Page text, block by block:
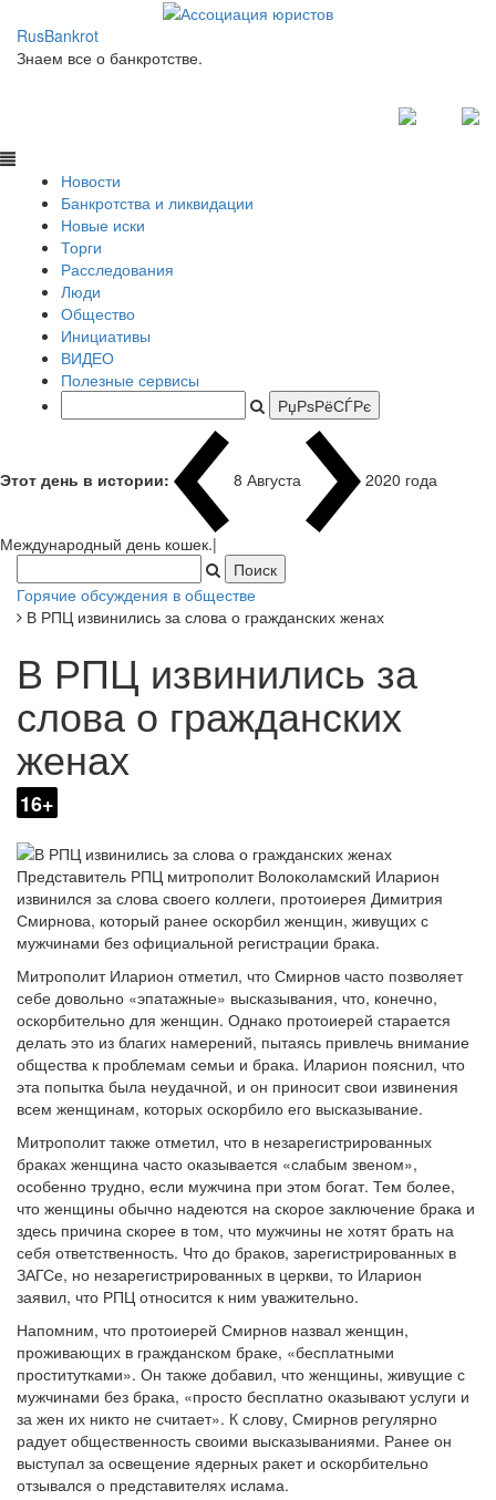
RusBankrot
Знаем все о банкротстве.
Новости
Банкротства и ликвидации
Новые иски
Торги
Расследования
Люди
Общество
Инициативы
ВИДЕО
Полезные сервисы
Этот день в истории: 8 Августа 2020 года
Международный день кошек.|
Горячие обсуждения в обществе
В РПЦ извинились за слова о гражданских женах
В РПЦ извинились за
слова о гражданских
женах
16+
Представитель РПЦ митрополит Волоколамский Иларион
извинился за слова своего коллеги, протоиерея Димитрия
Смирнова, который ранее оскорбил женщин, живущих с
мужчинами без официальной регистрации брака.
Митрополит Иларион отметил, что Смирнов часто позволяет
себе довольно «эпатажные» высказывания, что, конечно,
оскорбительно для женщин. Однако протоиерей старается
делать это из благих намерений, пытаясь привлечь внимание
общества к проблемам семьи и брака. Иларион пояснил, что
эта попытка была неудачной, и он приносит свои извинения
всем женщинам, которых оскорбило его высказывание.
Митрополит также отметил, что в незарегистрированных
браках женщина часто оказывается «слабым звеном»,
особенно трудно, если мужчина при этом богат. Тем более,
что женщины обычно надеются на скорое заключение брака и
здесь причина скорее в том, что мужчины не хотят брать на
себя ответственность. Что до браков, зарегистрированных в
ЗАГСе, но незарегистрированных в церкви, то Иларион
заявил, что РПЦ относится к ним уважительно.
Напомним, что протоиерей Смирнов назвал женщин,
проживающих в гражданском браке, «бесплатными
проститутками». Он также добавил, что женщины, живущие с
мужчинами без брака, «просто бесплатно оказывают услуги и
за жен их никто не считает». К слову, Смирнов регулярно
радует общественность своими высказываниями. Ранее он
выступал за освещение ядерных ракет и оскорбительно
отзывался о представителях ислама.